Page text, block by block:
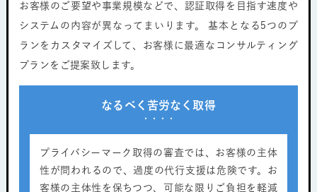
お客様のご要望や事業規模などで、認証取得を目指す速度や
システムの内容が異なってまいります。 基本となる5つのプ
ランをカスタマイズして、お客様に最適なコンサルティング
プランをご提案致します。
なるべく苦労なく取得
プライバシーマーク取得の審査では、お客様の主体
性が問われるので、過度の代行支援は危険です。お
客様の主体性を保ちつつ、可能な限りご負担を軽減